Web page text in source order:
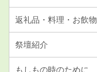
返礼品・料理・お飲物
祭壇紹介
もしもの時のために